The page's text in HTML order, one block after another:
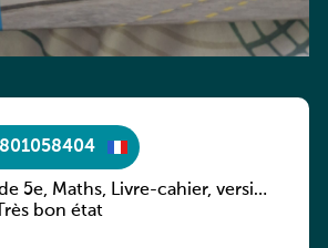
5e, Maths, Livre-cahier, version
bon état